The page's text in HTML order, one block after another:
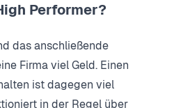
Performer?
das anschließende
Firma viel Geld. Einen
ist dagegen viel
in der Regel über